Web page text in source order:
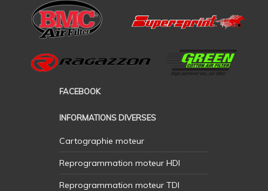
FACEBOOK
INFORMATIONS DIVERSES
Cartographie moteur
Reprogrammation moteur HDI
Reprogrammation moteur TDI